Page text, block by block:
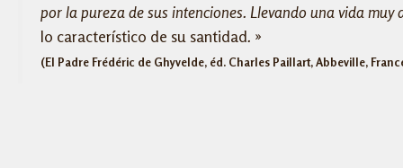
por la pureza de sus intenciones. Llevando una vida
lo característico de su santidad. »
(El Padre Frédéric de Ghyvelde, éd. Charles Paillart, Abbeville,